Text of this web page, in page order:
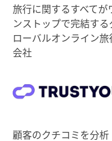
旅行に関するすべてが
ンストップで完結する
ローバルオンライン旅
会社
顧客のクチコミを分析